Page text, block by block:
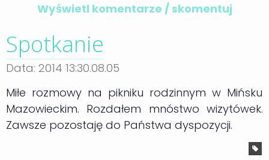
Wyświetl komentarze / skomentuj
Spotkanie
Data: 2014 13:30.08.05
Miłe rozmowy na pikniku rodzinnym w Mińsku
Mazowieckim. Rozdałem mnóstwo wizytówek.
Zawsze pozostaję do Państwa dyspozycji.